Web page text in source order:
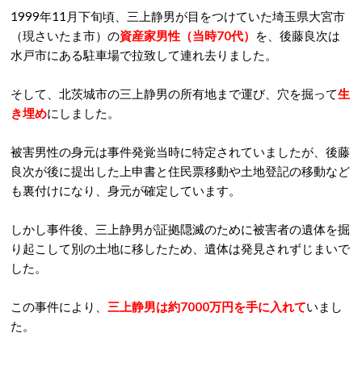
1999年11月下旬頃、三上静男が目をつけていた埼玉県大宮市
（現さいたま市）の資産家男性（当時70代）
を、後藤良次は
水戸市にある駐車場で拉致して連れ去りました。
そして、北茨城市の三上静男の所有地まで運び、穴を掘って生
き埋めにしました。
被害男性の身元は事件発覚当時に特定されていましたが、後藤
良次が後に提出した上申書と住民票移動や土地登記の移動など
も裏付けになり、身元が確定しています。
しかし事件後、三上静男が証拠隠滅のために被害者の遺体を掘
り起こして別の土地に移したため、遺体は発見されずじまいで
した。
この事件により、 三上静男は約7000万円を手に入れていまし
た。